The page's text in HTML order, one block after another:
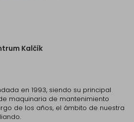
Kalčík
en 1993, siendo su principal
maquinaria de mantenimiento
de los años, el ámbito de nuestra